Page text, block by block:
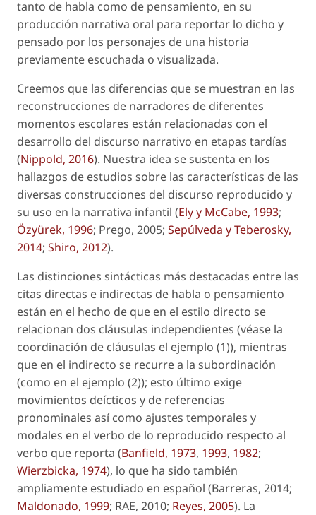
tanto de habla como de pensamiento, en su
producción narrativa oral para reportar lo dicho y
pensado por los personajes de una historia
previamente escuchada o visualizada.
Creemos que las diferencias que se muestran en las
reconstrucciones de narradores de diferentes
momentos escolares están relacionadas con el
desarrollo del discurso narrativo en etapas tardías
(Nippold, 2016). Nuestra idea se sustenta en los
hallazgos de estudios sobre las características de las
diversas construcciones del discurso reproducido y
su uso en la narrativa infantil (Ely y McCabe, 1993;
Özyürek, 1996; Prego, 2005; Sepúlveda y Teberosky,
2014; Shiro, 2012).
Las distinciones sintácticas más destacadas entre las
citas directas e indirectas de habla o pensamiento
están en el hecho de que en el estilo directo se
relacionan dos cláusulas independientes (véase la
coordinación de cláusulas el ejemplo (1)), mientras
que en el indirecto se recurre a la subordinación
(como en el ejemplo (2)); esto último exige
movimientos deícticos y de referencias
pronominales así como ajustes temporales y
modales en el verbo de lo reproducido respecto al
verbo que reporta (Banfield, 1973, 1993, 1982;
Wierzbicka, 1974), lo que ha sido también
ampliamente estudiado en español (Barreras, 2014;
Maldonado, 1999; RAE, 2010; Reyes, 2005). La